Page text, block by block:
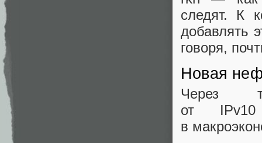
следят. К
добавлять
говоря,
Новая
Через
от IPv10
в